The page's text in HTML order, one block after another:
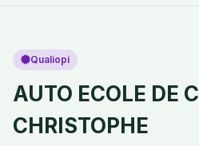
Qualiopi
AUTO ECOLE DE
CHRISTOPHE